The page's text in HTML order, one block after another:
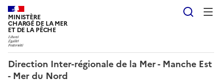
MINISTÈRE
CHARGÉ DE LA MER
ET DE LA PÊCHE
Direction Inter-régionale de la Mer - Manche Est
- Mer du Nord